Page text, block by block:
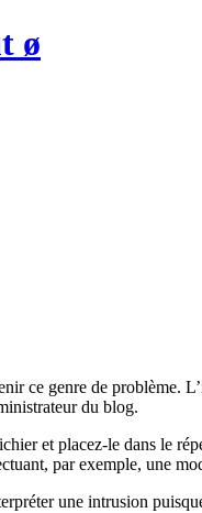
ø
ce genre de problème.
du blog.
et placez-le dans le
par exemple, une
une intrusion